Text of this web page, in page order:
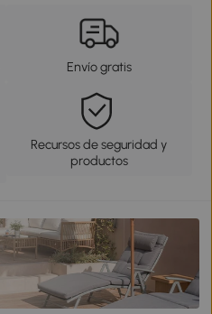
Envío gratis
Recursos de seguridad y
productos